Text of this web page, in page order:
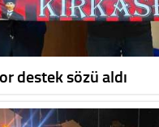
destek sözü aldı